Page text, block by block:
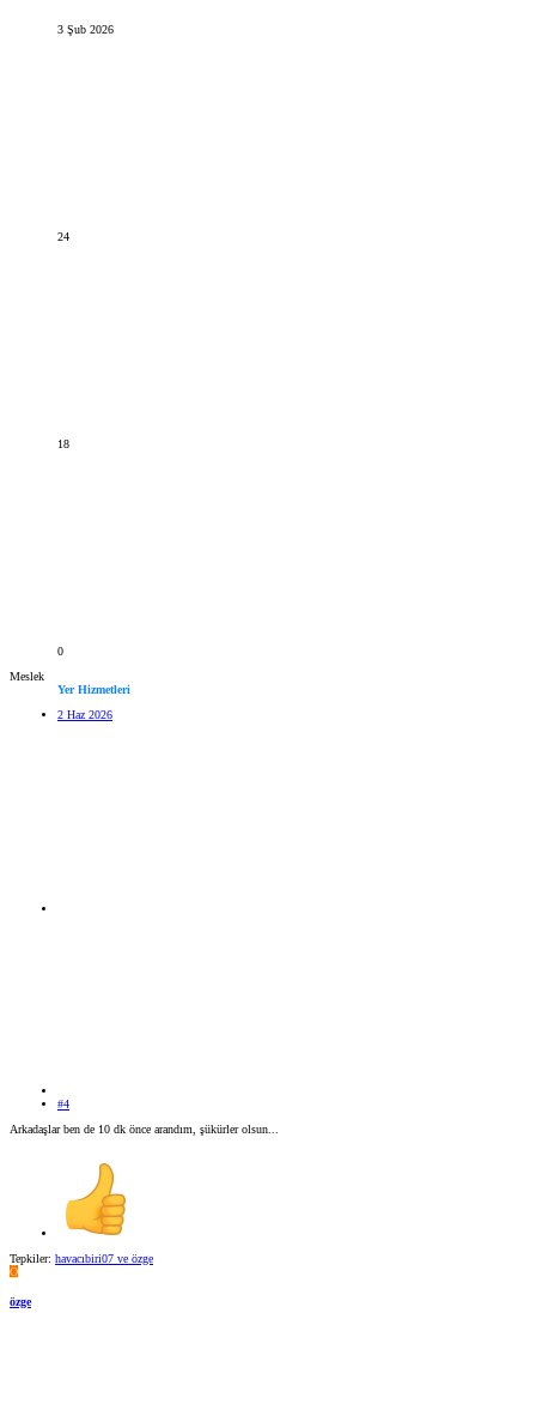
3 Şub 2026
24
18
0
Meslek
Yer Hizmetleri
2 Haz 2026
#4
Arkadaşlar ben de 10 dk önce arandım, şükürler olsun...
Tepkiler: havacıbiri07 ve özge
Ö
özge